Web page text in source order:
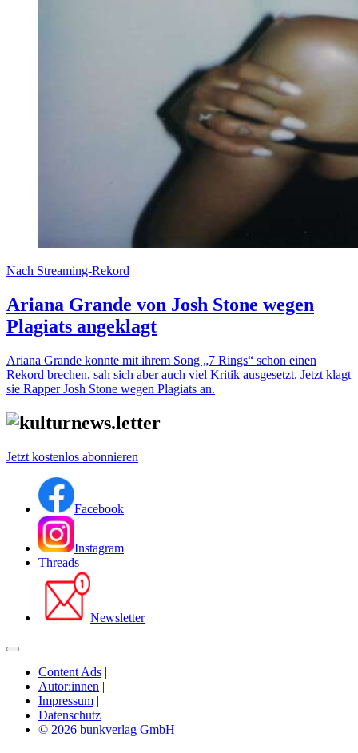
Nach Streaming-Rekord
Ariana Grande von Josh Stone wegen
Plagiats angeklagt
Ariana Grande konnte mit ihrem Song „7 Rings“ schon einen
Rekord brechen, sah sich aber auch viel Kritik ausgesetzt. Jetzt klagt
sie Rapper Josh Stone wegen Plagiats an.
Jetzt kostenlos abonnieren
Facebook
Instagram
Threads
Newsletter
Content Ads |
Autor:innen |
Impressum |
Datenschutz |
© 2026 bunkverlag GmbH